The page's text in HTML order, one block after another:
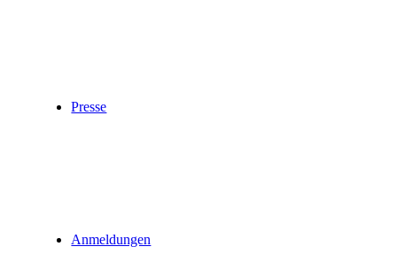
Presse
Anmeldungen